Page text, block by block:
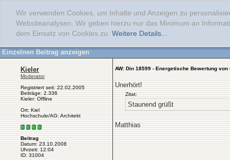
Wir verwenden Cookies, um Inhalte und Anzeigen zu
Websiteanalysen. Wir geben hierzu nur das Minimum an
dem Einsatz von Cookies zu. Weitere Details...
Einzelnen Beitrag anzeigen
Kieler
Moderator
Registriert seit: 22.02.2005
Beiträge: 2.336
Kieler: Offline
Ort: Kiel
Hochschule/AG: Architekt
Beitrag
Datum: 23.10.2008
Uhrzeit: 12:04
ID: 31004
AW: Din 18599 - Energetische Bewertung von
Unerhört!
Zitat:
Staunend grüßt
Matthias